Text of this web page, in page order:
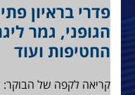
פדרי בראיון
הגופני, גמר
החטיפות ועוד
קריאה לקפה של הבוקר: